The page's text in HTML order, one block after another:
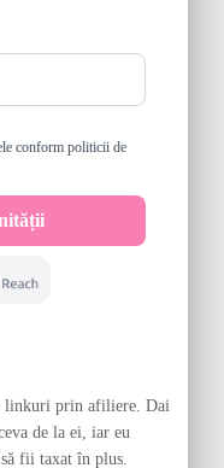
linkuri prin afiliere. Dai
de la ei, iar eu
fii taxat în plus.